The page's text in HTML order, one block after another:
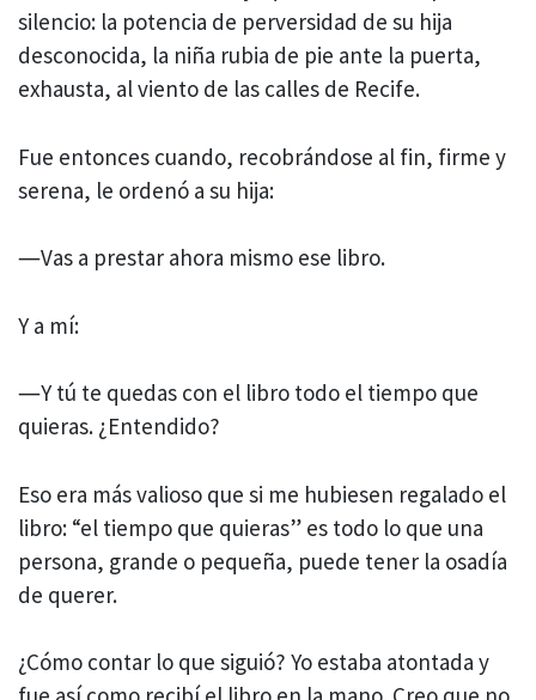
silencio: la potencia de perversidad de su hija
desconocida, la niña rubia de pie ante la puerta,
exhausta, al viento de las calles de Recife.
Fue entonces cuando, recobrándose al fin, firme y
serena, le ordenó a su hija:
―Vas a prestar ahora mismo ese libro.
Y a mí:
―Y tú te quedas con el libro todo el tiempo que
quieras. ¿Entendido?
Eso era más valioso que si me hubiesen regalado el
libro: “el tiempo que quieras” es todo lo que una
persona, grande o pequeña, puede tener la osadía
de querer.
¿Cómo contar lo que siguió? Yo estaba atontada y